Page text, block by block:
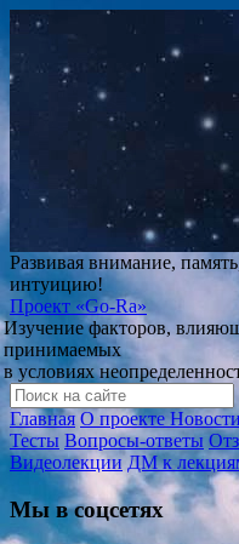
Развивая внимание,
интуицию!
Проект «Go-Ra»
Изучение факторов,
принимаемых
в условиях
Главная О проекте
Тесты Вопросы-ответы
Видеолекции ДМ к
Мы в соцсетях